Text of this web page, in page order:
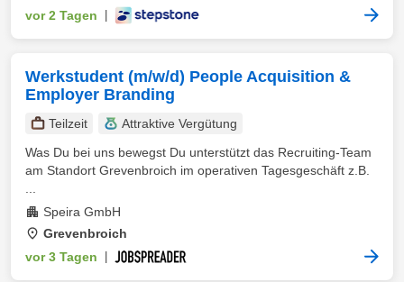
vor 2 Tagen
Werkstudent (m/w/d) People Acquisition &
Employer Branding
Teilzeit
Attraktive Vergütung
Was Du bei uns bewegst Du unterstützt das Recruiting-Team
am Standort Grevenbroich im operativen Tagesgeschäft z.B.
Speira GmbH
Grevenbroich
vor 3 Tagen